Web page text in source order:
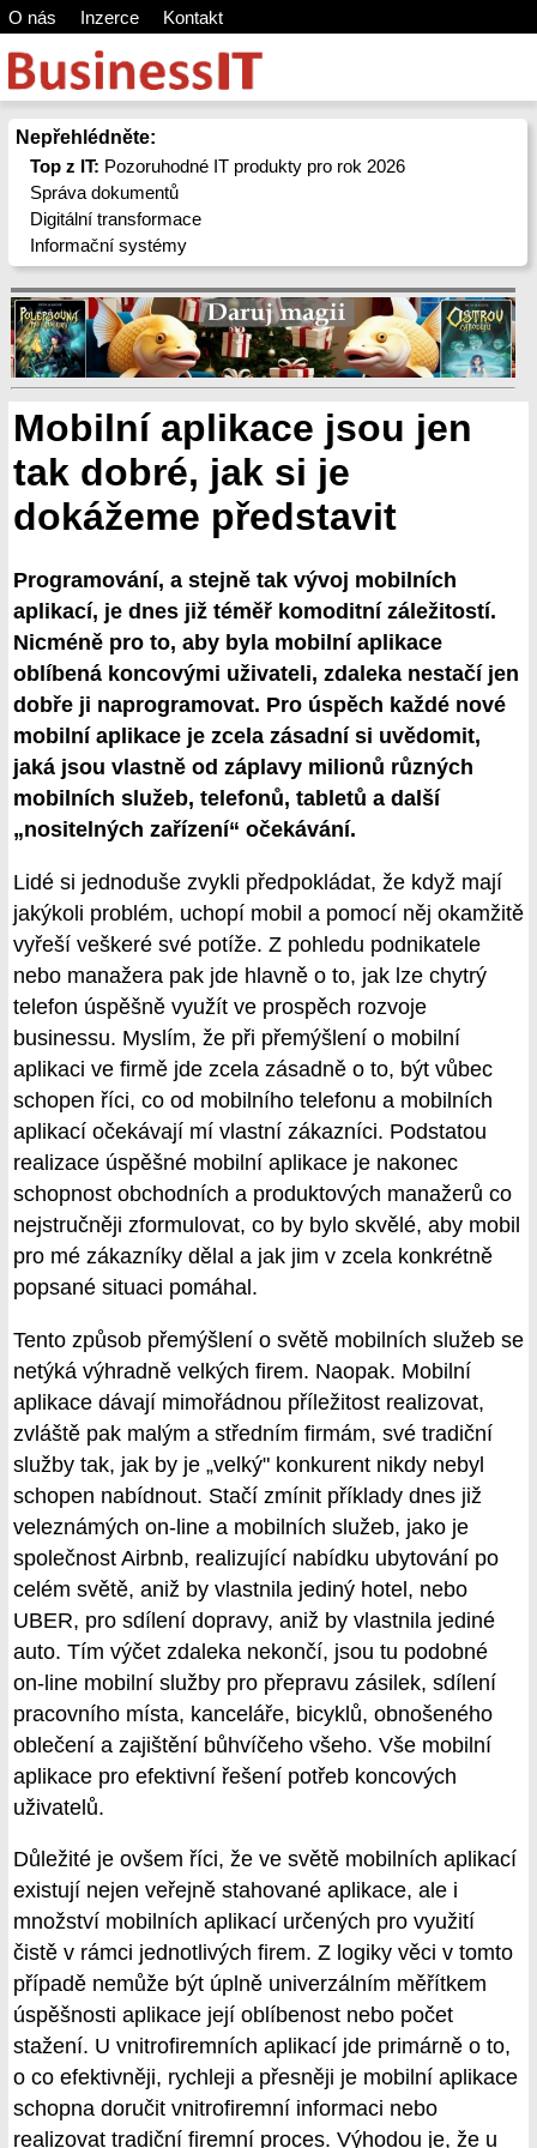
O nás Inzerce Kontakt
Nepřehlédněte:
Top z IT: Pozoruhodné IT produkty pro rok 2026
Správa dokumentů
Digitální transformace
Informační systémy
Mobilní aplikace jsou jen
tak dobré, jak si je
dokážeme představit
Programování, a stejně tak vývoj mobilních
aplikací, je dnes již téměř komoditní záležitostí.
Nicméně pro to, aby byla mobilní aplikace
oblíbená koncovými uživateli, zdaleka nestačí jen
dobře ji naprogramovat. Pro úspěch každé nové
mobilní aplikace je zcela zásadní si uvědomit,
jaká jsou vlastně od záplavy milionů různých
mobilních služeb, telefonů, tabletů a další
„nositelných zařízení“ očekávání.
Lidé si jednoduše zvykli předpokládat, že když mají
jakýkoli problém, uchopí mobil a pomocí něj okamžitě
vyřeší veškeré své potíže. Z pohledu podnikatele
nebo manažera pak jde hlavně o to, jak lze chytrý
telefon úspěšně využít ve prospěch rozvoje
businessu. Myslím, že při přemýšlení o mobilní
aplikaci ve firmě jde zcela zásadně o to, být vůbec
schopen říci, co od mobilního telefonu a mobilních
aplikací očekávají mí vlastní zákazníci. Podstatou
realizace úspěšné mobilní aplikace je nakonec
schopnost obchodních a produktových manažerů co
nejstručněji zformulovat, co by bylo skvělé, aby mobil
pro mé zákazníky dělal a jak jim v zcela konkrétně
popsané situaci pomáhal.
Tento způsob přemýšlení o světě mobilních služeb se
netýká výhradně velkých firem. Naopak. Mobilní
aplikace dávají mimořádnou příležitost realizovat,
zvláště pak malým a středním firmám, své tradiční
služby tak, jak by je „velký" konkurent nikdy nebyl
schopen nabídnout. Stačí zmínit příklady dnes již
veleznámých on-line a mobilních služeb, jako je
společnost Airbnb, realizující nabídku ubytování po
celém světě, aniž by vlastnila jediný hotel, nebo
UBER, pro sdílení dopravy, aniž by vlastnila jediné
auto. Tím výčet zdaleka nekončí, jsou tu podobné
on-line mobilní služby pro přepravu zásilek, sdílení
pracovního místa, kanceláře, bicyklů, obnošeného
oblečení a zajištění bůhvíčeho všeho. Vše mobilní
aplikace pro efektivní řešení potřeb koncových
uživatelů.
Důležité je ovšem říci, že ve světě mobilních aplikací
existují nejen veřejně stahované aplikace, ale i
množství mobilních aplikací určených pro využití
čistě v rámci jednotlivých firem. Z logiky věci v tomto
případě nemůže být úplně univerzálním měřítkem
úspěšnosti aplikace její oblíbenost nebo počet
stažení. U vnitrofiremních aplikací jde primárně o to,
o co efektivněji, rychleji a přesněji je mobilní aplikace
schopna doručit vnitrofiremní informaci nebo
realizovat tradiční firemní proces. Výhodou je, že u